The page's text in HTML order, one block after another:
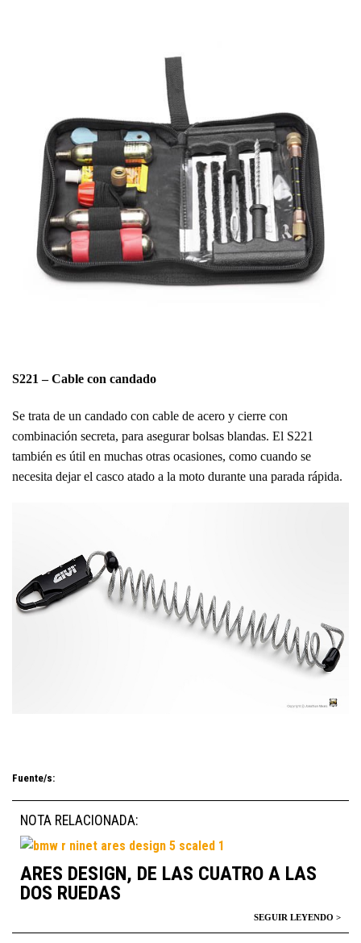
S221 – Cable con candado
Se trata de un candado con cable de acero y cierre con
combinación secreta, para asegurar bolsas blandas. El S221
también es útil en muchas otras ocasiones, como cuando se
necesita dejar el casco atado a la moto durante una parada rápida.
Fuente/s:
NOTA RELACIONADA:
ARES DESIGN, DE LAS CUATRO A LAS
DOS RUEDAS